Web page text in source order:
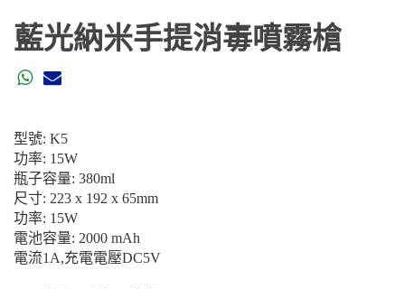
藍光納米手提消毒噴霧槍
型號: K5
功率: 15W
瓶子容量: 380ml
尺寸: 223 x 192 x 65mm
功率: 15W
電池容量: 2000 mAh
電流1A,充電電壓DC5V